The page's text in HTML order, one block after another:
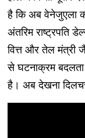
है कि अब वेनेजुएला
अंतरिम राष्ट्रपति
वित्त और तेल
से घटनाक्रम
है। अब देखना